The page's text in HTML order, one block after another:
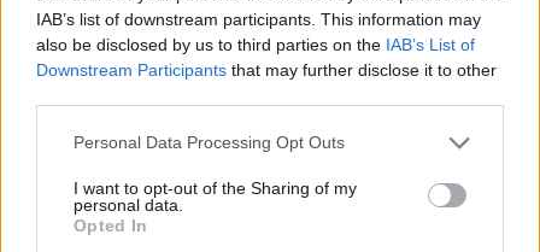
IAB’s list of downstream participants. This information may
also be disclosed by us to third parties on the IAB’s List of
Downstream Participants that may further disclose it to other
Please note that this website/app uses one or more Google
not limited to your visit or usage behaviour. You may click to
grant or deny consent to Google and its third-party tags to
use your data for below specified purposes in below Google
Personal Data Processing Opt Outs
I want to opt-out of the Sharing of my
personal data.
Opted In
Confronto salariale dello chef per sesso
Sebbene il genere non dovrebbe avere un effetto
sulla retribuzione, in realtà lo fa. Quindi chi viene
pagato di più: uomini o donne? I dipendenti di Chef
rispetto alle loro controparti donne.